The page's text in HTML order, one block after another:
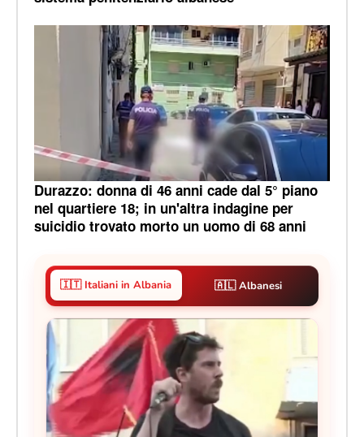
Durazzo: donna di 46 anni cade dal 5° piano
nel quartiere 18; in un'altra indagine per
suicidio trovato morto un uomo di 68 anni
🇮🇹 Italiani in Albania 🇦🇱 Albanesi